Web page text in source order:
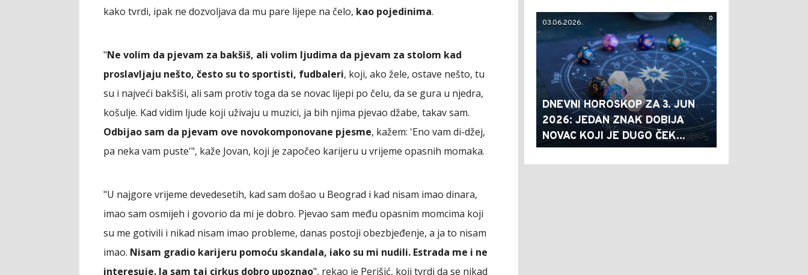
kako tvrdi, ipak ne dozvoljava da mu pare lijepe na čelo, kao pojedinima.
"Ne volim da pjevam za bakšiš, ali volim ljudima da pjevam za stolom kad
proslavljaju nešto, često su to sportisti, fudbaleri, koji, ako žele, ostave nešto, tu
su i najveći bakšiši, ali sam protiv toga da se novac lijepi po čelu, da se gura u njedra,
košulje. Kad vidim ljude koji uživaju u muzici, ja bih njima pjevao džabe, takav sam.
Odbijao sam da pjevam ove novokomponovane pjesme, kažem: 'Eno vam di-džej,
pa neka vam puste'", kaže Jovan, koji je započeo karijeru u vrijeme opasnih momaka.
"U najgore vrijeme devedesetih, kad sam došao u Beograd i kad nisam imao dinara,
imao sam osmijeh i govorio da mi je dobro. Pjevao sam među opasnim momcima koji
su me gotivili i nikad nisam imao probleme, danas postoji obezbjeđenje, a ja to nisam
imao. Nisam gradio karijeru pomoću skandala, iako su mi nudili. Estrada me i ne
interesuje. Ja sam taj cirkus dobro upoznao", rekao je Perišić, koji tvrdi da se nikad
0
03.06.2026.
DNEVNI HOROSKOP ZA 3. JUN
2026: JEDAN ZNAK DOBIJA
NOVAC KOJI JE DUGO ČEK...